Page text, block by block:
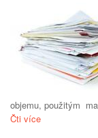
objemu, použitým
Čti více